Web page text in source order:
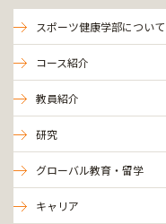
スポーツ健康学部について
コース紹介
教員紹介
研究
グローバル教育・留学
キャリア